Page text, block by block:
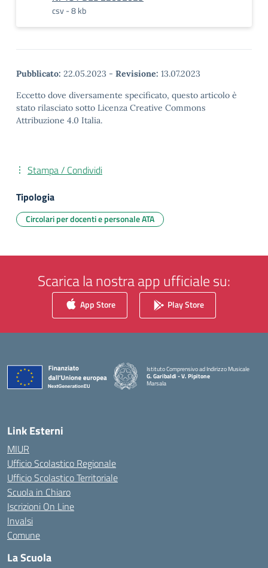
csv - 8 kb
Pubblicato: 22.05.2023 - Revisione: 13.07.2023
Eccetto dove diversamente specificato, questo articolo è
stato rilasciato sotto Licenza Creative Commons
Attribuzione 4.0 Italia.
Stampa / Condividi
Tipologia
Circolari per docenti e personale ATA
Scarica la nostra app ufficiale su:
App Store Play Store
Istituto Comprensivo ad Indirizzo Musicale
G. Garibaldi - V. Pipitone
Marsala
Link Esterni
MIUR
Ufficio Scolastico Regionale
Ufficio Scolastico Territoriale
Scuola in Chiaro
Iscrizioni On Line
Invalsi
Comune
La Scuola